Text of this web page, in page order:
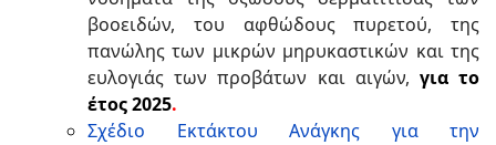
βοοειδών, του αφθώδους πυρετού, της
πανώλης των μικρών μηρυκαστικών και της
ευλογιάς των προβάτων και αιγών, για το
έτος 2025.
Σχέδιο Εκτάκτου Ανάγκης για την